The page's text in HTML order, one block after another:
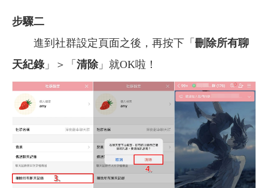
步驟二
進到社群設定頁面之後，再按下「 刪除所有聊
天紀錄」＞「 清除」就OK啦！